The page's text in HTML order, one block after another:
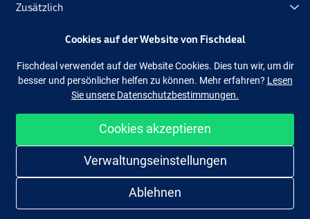
Zusätzlich
Lagerräumung
Facebook
Einfach und sicher shoppen
Cookies auf der Website von Fischdeal
Fischdeal verwendet auf der Website Cookies. Dies tun wir, um dir
besser und persönlicher helfen zu können. Mehr erfahren? Lesen
Sie unsere Datenschutzbestimmungen.
Cookies akzeptieren
Verwaltungseinstellungen
Ablehnen